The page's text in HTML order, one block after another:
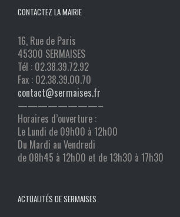
CONTACTEZ LA MAIRIE
16, Rue de Paris
45300 SERMAISES
Tél : 02.38.39.72.92
Fax : 02.38.39.00.70
contact@sermaises.fr
————————–
Horaires d’ouverture :
Le Lundi de 09h00 à 12h00
Du Mardi au Vendredi
de 08h45 à 12h00 et de 13h30 à 17h30
ACTUALITÉS DE SERMAISES